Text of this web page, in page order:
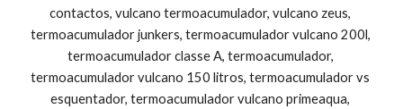
contactos, vulcano termoacumulador, vulcano zeus,
termoacumulador junkers, termoacumulador vulcano 200l,
termoacumulador classe A, termoacumulador,
termoacumulador vulcano 150 litros, termoacumulador vs
esquentador, termoacumulador vulcano primeaqua,